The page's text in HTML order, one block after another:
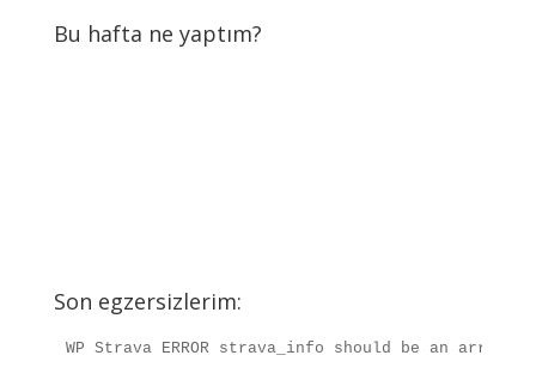
Bu hafta ne yaptım?
Son egzersizlerim:
WP Strava ERROR strava_info should be an